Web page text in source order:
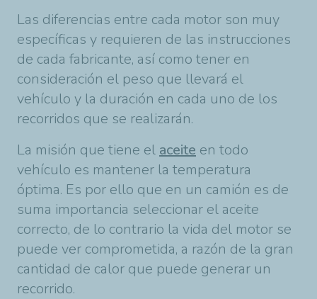
Las diferencias entre cada motor son muy
específicas y requieren de las instrucciones
de cada fabricante, así como tener en
consideración el peso que llevará el
vehículo y la duración en cada uno de los
recorridos que se realizarán.
La misión que tiene el aceite en todo
vehículo es mantener la temperatura
óptima. Es por ello que en un camión es de
suma importancia seleccionar el aceite
correcto, de lo contrario la vida del motor se
puede ver comprometida, a razón de la gran
cantidad de calor que puede generar un
recorrido.